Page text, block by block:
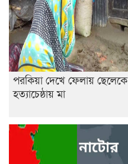
পরকিয়া দেখে ফেলায় ছেলেকে
হত্যাচেষ্ঠায় মা